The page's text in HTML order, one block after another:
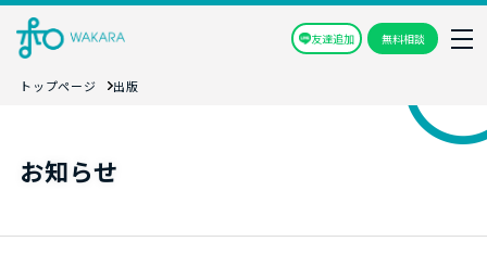
友達追加 無料相談
トップページ 出版
お知らせ